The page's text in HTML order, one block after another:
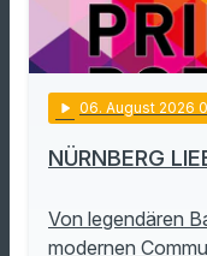
play_arrow 06. August 2026
NÜRNBERG
Von legendären
modernen